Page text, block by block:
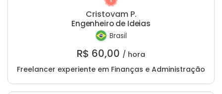
Cristovam P.
Engenheiro de Ideias
Brasil
R$ 60,00 / hora
Freelancer experiente em Finanças e Administração